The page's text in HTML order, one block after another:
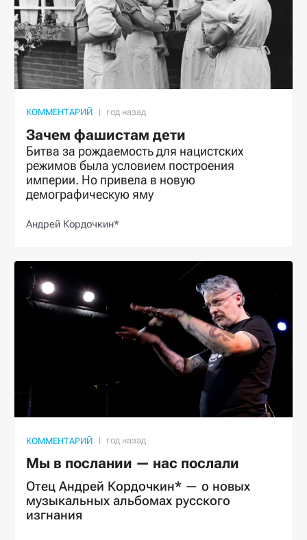
КОММЕНТАРИЙ
Зачем фашистам дети
Битва за рождаемость для нацистских
режимов была условием построения
империи. Но привела в новую
демографическую яму
Андрей Кордочкин*
КОММЕНТАРИЙ
Мы в послании — нас послали
Отец Андрей Кордочкин* — о новых
музыкальных альбомах русского
изгнания